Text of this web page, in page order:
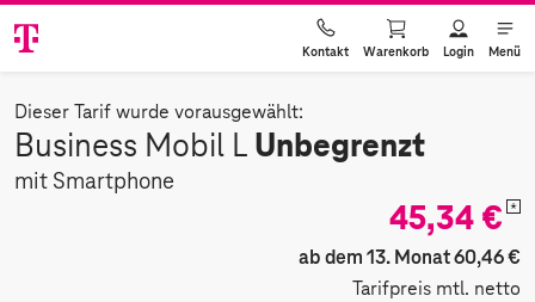
Kontakt Warenkorb Login Menü
Dieser Tarif wurde vorausgewählt:
Business Mobil L Unbegrenzt
mit Smartphone
45,34 € *
ab dem 13. Monat 60,46 €
Tarifpreis mtl. netto